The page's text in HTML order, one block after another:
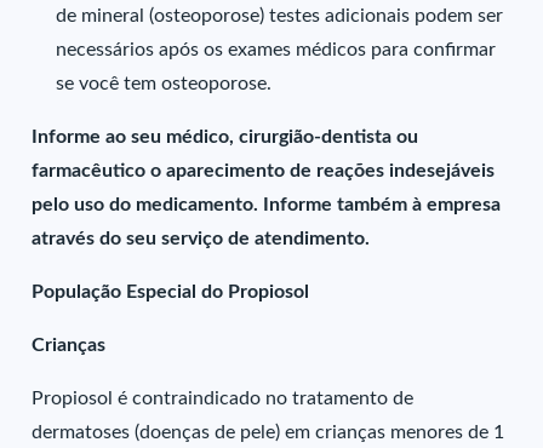
de mineral (osteoporose) testes adicionais podem ser
necessários após os exames médicos para confirmar
se você tem osteoporose.
Informe ao seu médico, cirurgião-dentista ou
farmacêutico o aparecimento de reações indesejáveis
pelo uso do medicamento. Informe também à empresa
através do seu serviço de atendimento.
População Especial do Propiosol
Crianças
Propiosol é contraindicado no tratamento de
dermatoses (doenças de pele) em crianças menores de 1